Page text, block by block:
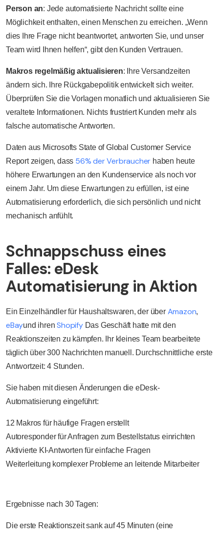
Person an: Jede automatisierte Nachricht sollte eine
Möglichkeit enthalten, einen Menschen zu erreichen. „Wenn
dies Ihre Frage nicht beantwortet, antworten Sie, und unser
Team wird Ihnen helfen“, gibt den Kunden Vertrauen.
Makros regelmäßig aktualisieren: Ihre Versandzeiten
ändern sich. Ihre Rückgabepolitik entwickelt sich weiter.
Überprüfen Sie die Vorlagen monatlich und aktualisieren Sie
veraltete Informationen. Nichts frustriert Kunden mehr als
falsche automatische Antworten.
Daten aus Microsofts State of Global Customer Service
Report zeigen, dass 56% der Verbraucher haben heute
höhere Erwartungen an den Kundenservice als noch vor
einem Jahr. Um diese Erwartungen zu erfüllen, ist eine
Automatisierung erforderlich, die sich persönlich und nicht
mechanisch anfühlt.
Schnappschuss eines
Falles: eDesk
Automatisierung in Aktion
Ein Einzelhändler für Haushaltswaren, der über Amazon,
eBayund ihrenShopifyDas Geschäft hatte mit den
Reaktionszeiten zu kämpfen. Ihr kleines Team bearbeitete
täglich über 300 Nachrichten manuell. Durchschnittliche erste
Antwortzeit: 4 Stunden.
Sie haben mit diesen Änderungen die eDesk-
Automatisierung eingeführt:
12 Makros für häufige Fragen erstellt
Autoresponder für Anfragen zum Bestellstatus einrichten
Aktivierte KI-Antworten für einfache Fragen
Weiterleitung komplexer Probleme an leitende Mitarbeiter
Ergebnisse nach 30 Tagen:
Die erste Reaktionszeit sank auf 45 Minuten (eine